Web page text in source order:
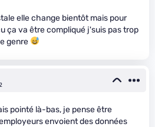
elle change bientôt mais pour
ça va être compliqué j'suis pas trop
genre
pointé là-bas, je pense être
envoient des données